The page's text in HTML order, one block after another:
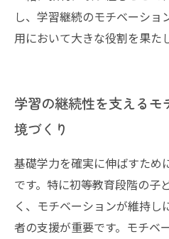
し、学習継続のモチベーシ
用において大きな役割を果た
学習の継続性を支える
境づくり
基礎学力を確実に伸ばすため
です。特に初等教育段階の子
く、モチベーションが維持
者の支援が重要です。モチベ